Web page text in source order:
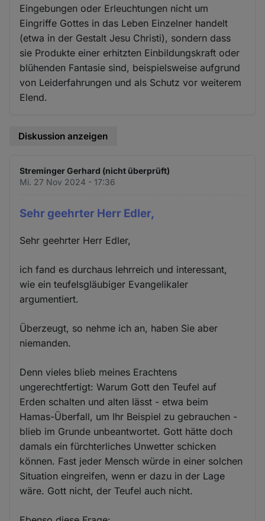
Eingebungen oder Erleuchtungen nicht um
Eingriffe Gottes in das Leben Einzelner handelt
(etwa in der Gestalt Jesu Christi), sondern dass
sie Produkte einer erhitzten Einbildungskraft oder
blühenden Fantasie sind, beispielsweise aufgrund
von Leiderfahrungen und als Schutz vor weiterem
Elend.
Diskussion anzeigen
Streminger Gerhard (nicht überprüft)
Mi. 27 Nov 2024 - 17:36
Sehr geehrter Herr Edler,
Sehr geehrter Herr Edler,
ich fand es durchaus lehrreich und interessant,
wie ein teufelsgläubiger Evangelikaler
argumentiert.
Überzeugt, so nehme ich an, haben Sie aber
niemanden.
Denn vieles blieb meines Erachtens
ungerechtfertigt: Warum Gott den Teufel auf
Erden schalten und alten lässt - etwa beim
Hamas-Überfall, um Ihr Beispiel zu gebrauchen -
blieb im Grunde unbeantwortet. Gott hätte doch
damals ein fürchterliches Unwetter schicken
können. Fast jeder Mensch würde in einer solchen
Situation eingreifen, wenn er dazu in der Lage
wäre. Gott nicht, der Teufel auch nicht.